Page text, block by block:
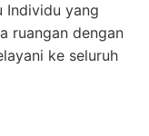
Individu yang
ruangan dengan
ke seluruh